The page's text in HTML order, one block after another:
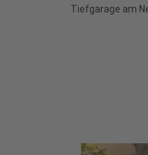
Tiefgarage am